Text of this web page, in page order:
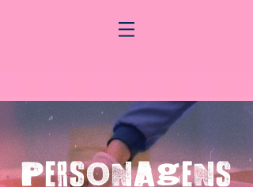
PERSONAGENS